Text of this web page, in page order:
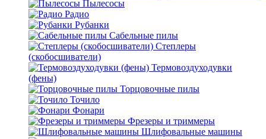
Пылесосы
Радио
Рубанки
Сабельные пилы
Степлеры
(скобосшиватели)
Термовоздуходувки
(фены)
Торцовочные пилы
Точило
Фонари
Фрезеры и триммеры
Шлифовальные машины